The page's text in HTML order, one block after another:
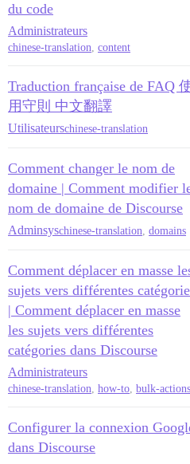
du code
Administrateurs
chinese-translation, content
Traduction française de FAQ
用守則 中文翻譯
Utilisateurschinese-translation
Comment changer le nom de
domaine | Comment modifier
nom de domaine de Discourse
Adminsyschinese-translation domains
Comment déplacer en masse
sujets vers différentes
| Comment déplacer en masse
les sujets vers différentes
catégories dans Discourse
Administrateurs
chinese-translation, how-to, bulk-actions
Configurer la connexion
dans Discourse